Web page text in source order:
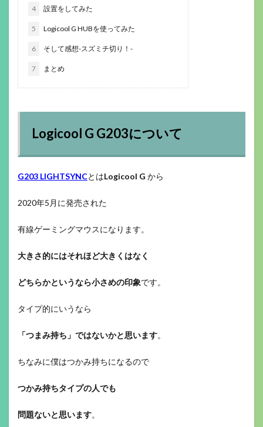
4 設置をしてみた
5 Logicool G HUBを使ってみた
6 そして感想-スズミチ切り！-
7 まとめ
Logicool G G203について
G203 LIGHTSYNCとはLogicool G から
2020年5月に発売された
有線ゲーミングマウスになります。
大きさ的にはそれほど大きくはなく
どちらかというなら小さめの印象です。
タイプ的にいうなら
「つまみ持ち」ではないかと思います。
ちなみに僕はつかみ持ちになるので
つかみ持ちタイプの人でも
問題ないと思います。